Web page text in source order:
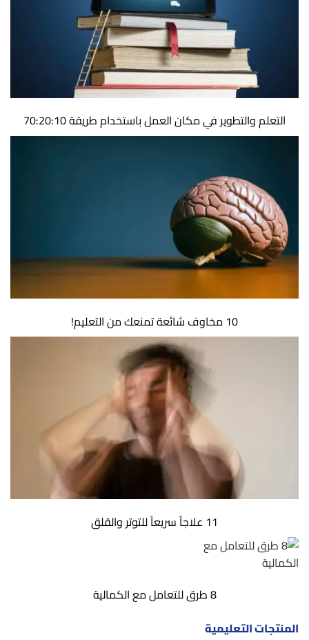
التعلم والتطوير في مكان العمل باستخدام طريقة 70:20:10
10 مخاوف شائعة تمنعك من التعليم!
11 علاجاً سريعاً للتوتر والقلق
8 طرق للتعامل مع الكمالية
المنتجات التعليمية